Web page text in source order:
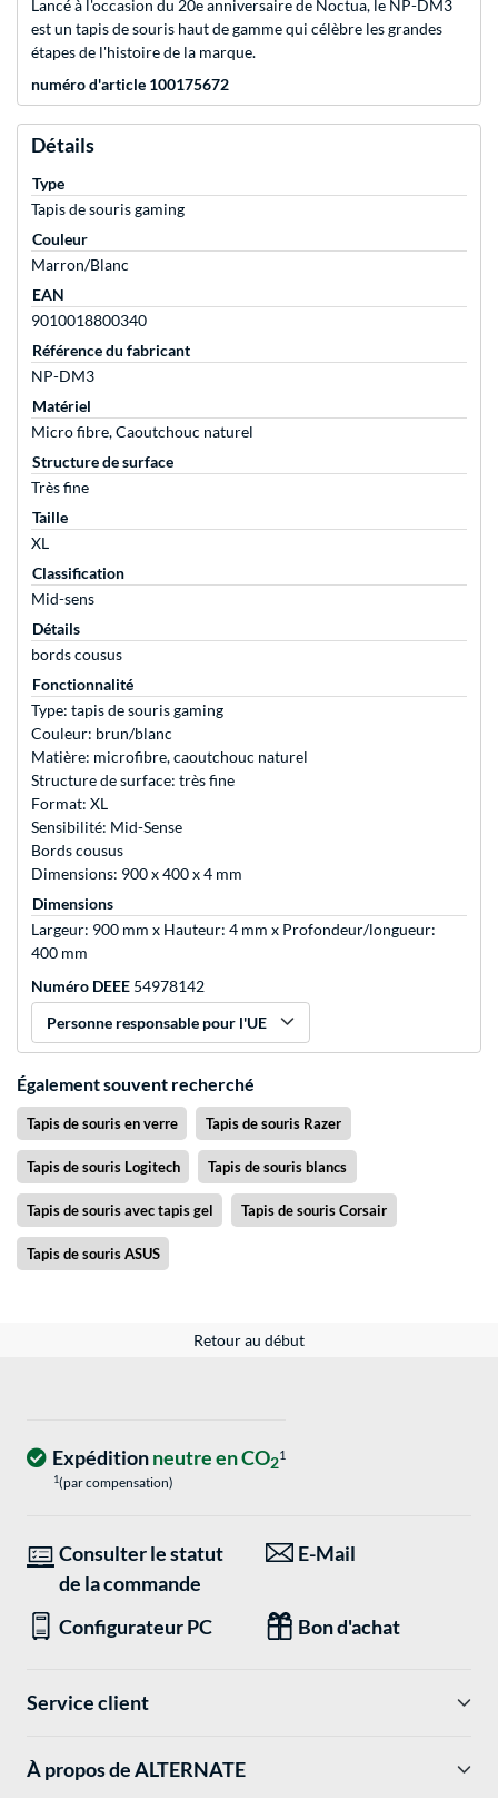
Lancé à l'occasion du 20e anniversaire de Noctua, le NP-DM3
est un tapis de souris haut de gamme qui célèbre les grandes
étapes de l'histoire de la marque.
numéro d'article 100175672
Détails
Type
Tapis de souris gaming
Couleur
Marron/Blanc
EAN
9010018800340
Référence du fabricant
NP-DM3
Matériel
Micro fibre, Caoutchouc naturel
Structure de surface
Très fine
Taille
XL
Classification
Mid-sens
Détails
bords cousus
Fonctionnalité
Type: tapis de souris gaming
Couleur: brun/blanc
Matière: microfibre, caoutchouc naturel
Structure de surface: très fine
Format: XL
Sensibilité: Mid-Sense
Bords cousus
Dimensions: 900 x 400 x 4 mm
Dimensions
Largeur: 900 mm x Hauteur: 4 mm x Profondeur/longueur:
400 mm
Numéro DEEE 54978142
Personne responsable pour l'UE
Également souvent recherché
Tapis de souris en verre Tapis de souris Razer
Tapis de souris Logitech Tapis de souris blancs
Tapis de souris avec tapis gel Tapis de souris Corsair
Tapis de souris ASUS
Retour au début
Expéditionneutre en CO21
1(par compensation)
Consulter le statut
de la commande
E-Mail
Configurateur PC Bon d'achat
Service client
À propos de ALTERNATE